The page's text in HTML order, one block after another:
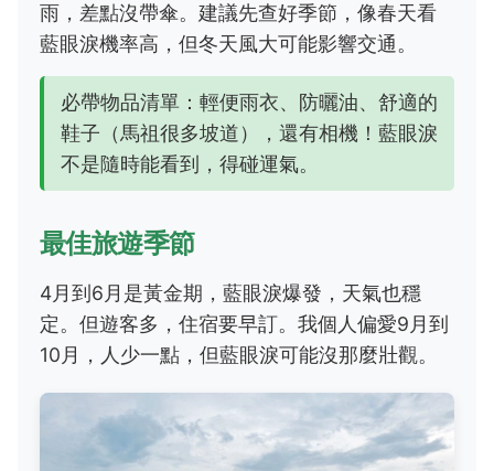
雨，差點沒帶傘。建議先查好季節，像春天看
藍眼淚機率高，但冬天風大可能影響交通。
必帶物品清單：輕便雨衣、防曬油、舒適的
鞋子（馬祖很多坡道），還有相機！藍眼淚
不是隨時能看到，得碰運氣。
最佳旅遊季節
4月到6月是黃金期，藍眼淚爆發，天氣也穩
定。但遊客多，住宿要早訂。我個人偏愛9月到
10月，人少一點，但藍眼淚可能沒那麼壯觀。